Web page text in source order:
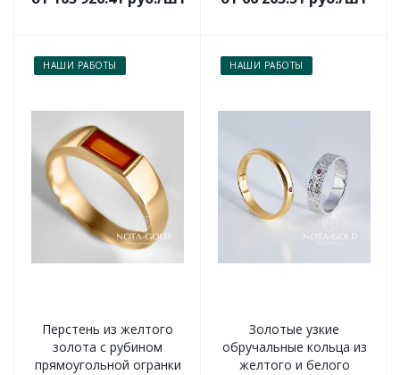
НАШИ РАБОТЫ
Перстень из желтого
золота с рубином
прямоугольной огранки
НАШИ РАБОТЫ
Золотые узкие
обручальные кольца из
желтого и белого